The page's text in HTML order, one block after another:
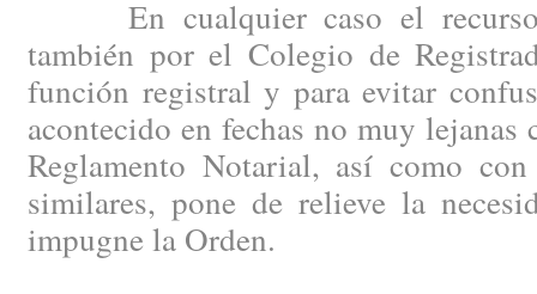
En cualquier caso el recurso
también por el Colegio de
función registral y para evitar
acontecido en fechas no muy
Reglamento Notarial, así como
similares, pone de relieve la
impugne la Orden.